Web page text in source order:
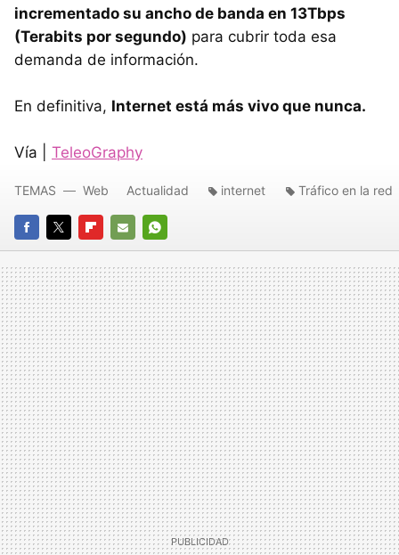
incrementado su ancho de banda en 13Tbps
(Terabits por segundo) para cubrir toda esa
demanda de información.
En definitiva, Internet está más vivo que nunca.
Vía | TeleoGraphy
FACEBOOK
TWITTERFLIPBOARD
E-
MAIL
WHATSAPP
TEMAS Web Actualidad internet Tráfico en la red